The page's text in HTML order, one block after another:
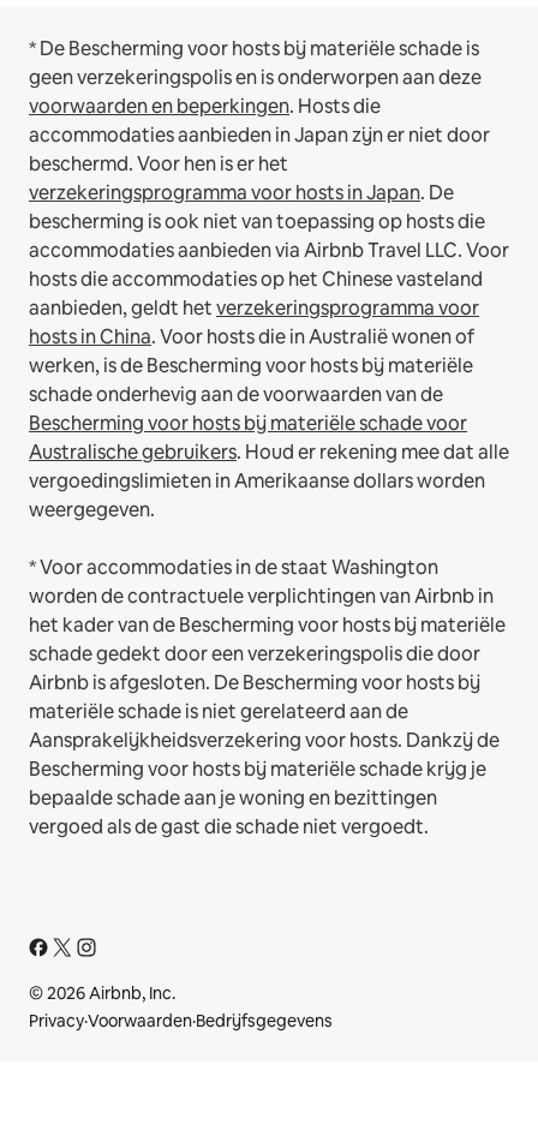
* De Bescherming voor hosts bij materiële schade is
geen verzekeringspolis en is onderworpen aan deze
voorwaarden en beperkingen. Hosts die
accommodaties aanbieden in Japan zijn er niet door
beschermd. Voor hen is er het
verzekeringsprogramma voor hosts in Japan. De
bescherming is ook niet van toepassing op hosts die
accommodaties aanbieden via Airbnb Travel LLC.Voor
hosts die accommodaties op het Chinese vasteland
aanbieden, geldt hetverzekeringsprogramma voor
hosts in China.Voor hosts die in Australië wonen of
werken, is de Bescherming voor hosts bij materiële
schade onderhevig aan de voorwaarden van de
Bescherming voor hosts bij materiële schade voor
Australische gebruikers. Houd er rekening mee dat alle
vergoedingslimieten in Amerikaanse dollars worden
weergegeven.
* Voor accommodaties in de staat Washington
worden de contractuele verplichtingen van Airbnb in
het kader van de Bescherming voor hosts bij materiële
schade gedekt door een verzekeringspolis die door
Airbnb is afgesloten. De Bescherming voor hosts bij
materiële schade is niet gerelateerd aan de
Aansprakelijkheidsverzekering voor hosts. Dankzij de
Bescherming voor hosts bij materiële schade krijg je
bepaalde schade aan je woning en bezittingen
vergoed als de gast die schade niet vergoedt.
© 2026 Airbnb, Inc.
Privacy·Voorwaarden·Bedrijfsgegevens